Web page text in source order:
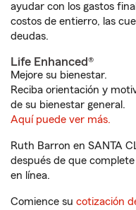
ayudar con los gastos
costos de entierro, las
deudas.
Life Enhanced®
Mejore su bienestar.
Reciba orientación y
de su bienestar general.
Aquí puede ver más.
Ruth Barron en SANTA
después de que
en línea.
Comience su cotización